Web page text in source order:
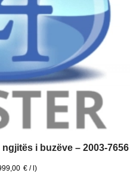
i buzëve – 2003-7656
€/l)